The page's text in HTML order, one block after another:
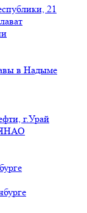
21
в Надыме
г.Урай
ЯНАО